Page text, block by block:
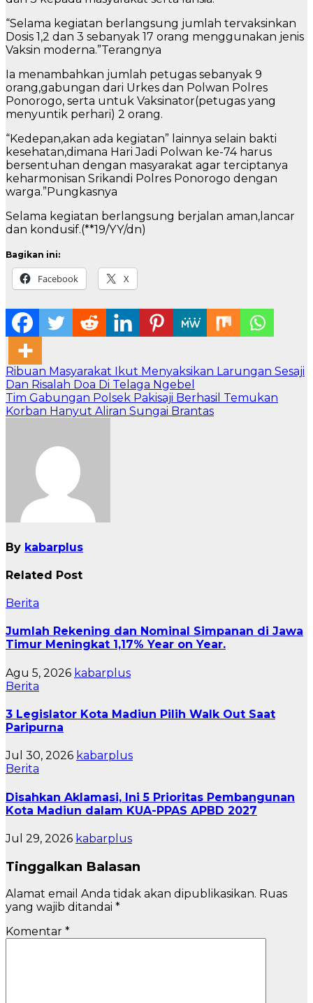
“Selama kegiatan berlangsung jumlah tervaksinkan
Dosis 1,2 dan 3 sebanyak 17 orang menggunakan jenis
Vaksin moderna.”Terangnya
Ia menambahkan jumlah petugas sebanyak 9
orang,gabungan dari Urkes dan Polwan Polres
Ponorogo, serta untuk Vaksinator(petugas yang
menyuntik perhari) 2 orang.
“Kedepan,akan ada kegiatan” lainnya selain bakti
kesehatan,dimana Hari Jadi Polwan ke-74 harus
bersentuhan dengan masyarakat agar terciptanya
keharmonisan Srikandi Polres Ponorogo dengan
warga.”Pungkasnya
Selama kegiatan berlangsung berjalan aman,lancar
dan kondusif.(**19/YY/dn)
Bagikan ini:
Facebook X
Navigasi
pos
Ribuan Masyarakat Ikut Menyaksikan Larungan Sesaji
Dan Risalah Doa Di Telaga Ngebel
Tim Gabungan Polsek Pakisaji Berhasil Temukan
Korban Hanyut Aliran Sungai Brantas
By kabarplus
Related Post
Berita
Jumlah Rekening dan Nominal Simpanan di Jawa
Timur Meningkat 1,17% Year on Year.
Agu 5, 2026 kabarplus
Berita
3 Legislator Kota Madiun Pilih Walk Out Saat
Paripurna
Jul 30, 2026 kabarplus
Berita
Disahkan Aklamasi, Ini 5 Prioritas Pembangunan
Kota Madiun dalam KUA-PPAS APBD 2027
Jul 29, 2026 kabarplus
Tinggalkan Balasan
Alamat email Anda tidak akan dipublikasikan. Ruas
yang wajib ditandai *
Komentar *